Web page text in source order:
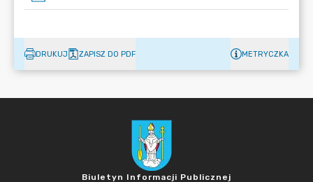
DRUKUJ ZAPISZ DO PDF METRYCZKA
Biuletyn Informacji Publicznej